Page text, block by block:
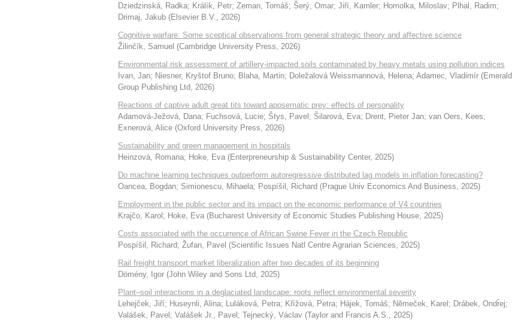
Dziedzinská, Radka; Králík, Petr; Zeman, Tomáš; Šerý, Omar; Jiří, Kamler; Homolka, Miloslav; Plhal, Radim;
Drimaj, Jakub (Elsevier B.V., 2026)
Cognitive warfare: Some sceptical observations from general strategic theory and affective science
Žilinčík, Samuel (Cambridge University Press, 2026)
Environmental risk assessment of artillery-impacted soils contaminated by heavy metals using pollution indices
Ivan, Jan; Niesner, Kryštof Bruno; Blaha, Martin; Doležalová Weissmannová, Helena; Adamec, Vladimír (Emerald
Group Publishing Ltd, 2026)
Reactions of captive adult great tits toward aposematic prey: effects of personality
Adamová-Ježová, Dana; Fuchsová, Lucie; Štys, Pavel ; Šilarová, Eva; Drent, Pieter Jan; van Oers, Kees;
Exnerová, Alice (Oxford University Press, 2026)
Sustainability and green management in hospitals
Heinzová, Romana; Hoke, Eva (Enterpreneurship & Sustainability Center, 2025)
Do machine learning techniques outperform autoregressive distributed lag models in inflation forecasting?
Oancea, Bogdan; Simionescu, Mihaela; Pospíšil, Richard (Prague Univ Economics And Business, 2025)
Employment in the public sector and its impact on the economic performance of V4 countries
Krajčo, Karol ; Hoke, Eva (Bucharest University of Economic Studies Publishing House, 2025)
Costs associated with the occurrence of African Swine Fever in the Czech Republic
Pospíšil, Richard; Žufan, Pavel (Scientific Issues Natl Centre Agrarian Sciences, 2025)
Rail freight transport market liberalization after two decades of its beginning
Dömény, Igor (John Wiley and Sons Ltd, 2025)
Plant–soil interactions in a deglaciated landscape: roots reflect environmental severity
Lehejček, Jiří; Huseynli, Alina; Luláková, Petra; Křížová, Petra; Hájek, Tomáš; Němeček, Karel ; Drábek, Ondr̂ej;
Valášek, Pavel ; Valášek Jr., Pavel ; Tejnecký, Václav (Taylor and Francis A.S., 2025)